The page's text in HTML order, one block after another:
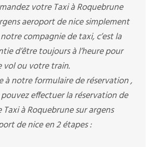
votre Taxi à Roquebrune
aeroport de nice simplement
compagnie de taxi, c’est la
d’être toujours à l’heure pour
vol ou votre train.
à notre formulaire de réservation ,
effectuer la réservation de
à Roquebrune sur argens
de nice en 2 étapes :